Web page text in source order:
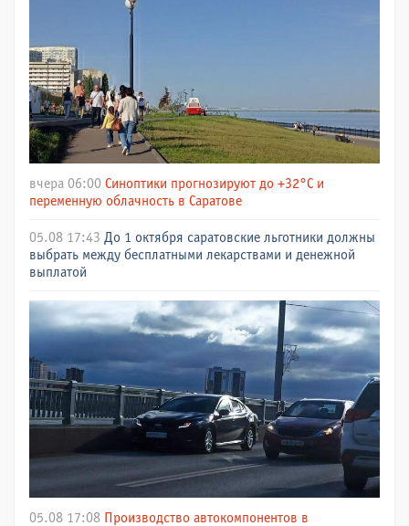
вчера 06:00 Синоптики прогнозируют до +32°C и
переменную облачность в Саратове
05.08 17:43 До 1 октября саратовские льготники должны
выбрать между бесплатными лекарствами и денежной
выплатой
05.08 17:08 Производство автокомпонентов в